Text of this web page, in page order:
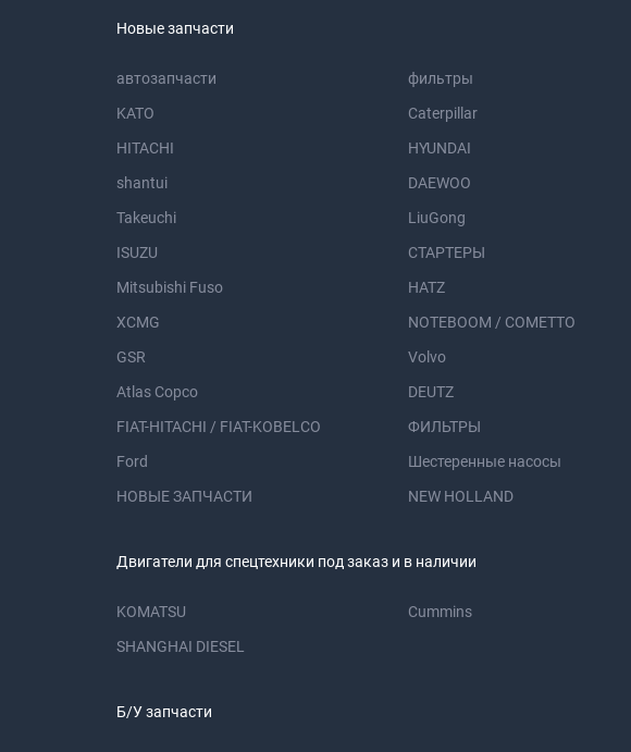
Новые запчасти
автозапчасти фильтры
KATO
Caterpillar
HITACHI
HYUNDAI
shantui
DAEWOO
Takeuchi
LiuGong
ISUZU
СТАРТЕРЫ
Mitsubishi Fuso
HATZ
XCMG
NOTEBOOM / COMETTO
GSR
Volvo
Atlas Copco
DEUTZ
FIAT-HITACHI / FIAT-KOBELCO
ФИЛЬТРЫ
Ford
Шестеренные насосы
НОВЫЕ ЗАПЧАСТИ
NEW HOLLAND
Двигатели для спецтехники под заказ и в наличии
KOMATSU Cummins
SHANGHAI DIESEL
Б/У запчасти